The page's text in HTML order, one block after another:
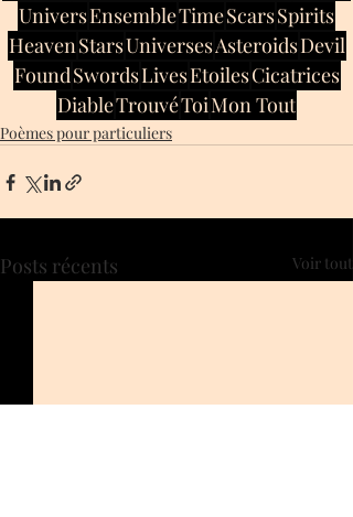
UniversEnsembleTimeScarsSpirits
HeavenStarsUniversesAsteroidsDevil
FoundSwordsLivesEtoilesCicatrices
DiableTrouvéToiMon Tout
Poèmes pour particuliers
Posts récents Voir tout